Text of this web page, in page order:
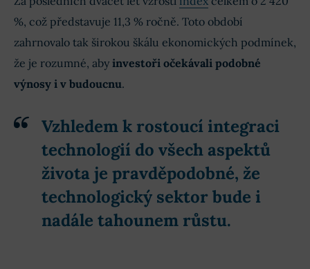
%, což představuje 11,3 % ročně. Toto období
zahrnovalo tak širokou škálu ekonomických podmínek,
že je rozumné, aby investoři očekávali podobné
výnosy i v budoucnu.
Vzhledem k rostoucí integraci
technologií do všech aspektů
života je pravděpodobné, že
technologický sektor bude i
nadále tahounem růstu.